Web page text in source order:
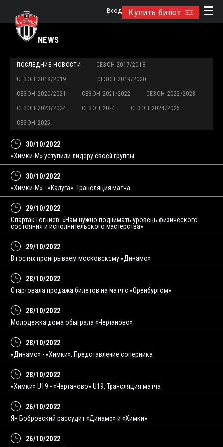
Купить билет
Вход
NEWS
ПОСЛЕДНИЕ НОВОСТИ СЕЗОН 2017/2018
СЕЗОН 2018/2019 СЕЗОН 2019/2020
СЕЗОН 2020/2021 СЕЗОН 2021/2022 СЕЗОН 2022/2023
СЕЗОН 2023/2024 СЕЗОН 2024 СЕЗОН 2024/2025
СЕЗОН 2025
30/10/2022
«Химки-М» уступили лидеру своей группы
30/10/2022
«Химки-М» - «Калуга». Трансляция матча
29/10/2022
Спартак Гогниев: «Нам нужно поднимать уровень физического
состояния и исполнительского мастерства»
29/10/2022
В гостях проигрываем московскому «Динамо»
28/10/2022
Стартовала продажа билетов на матч с «Оренбургом»
28/10/2022
Молодежка дома обыграла «Чертаново»
28/10/2022
«Динамо» - «Химки». Представление соперника
28/10/2022
«Химки» U19 - «Чертаново» U19. Трансляция матча
26/10/2022
Ян Бобровский рассудит «Динамо» и «Химки»
26/10/2022